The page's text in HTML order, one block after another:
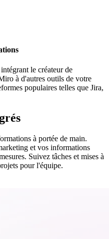
le créateur de
à d'autres outils de votre
populaires telles que Jira,
à portée de main.
et vos informations
Suivez tâches et mises à
pour l'équipe.